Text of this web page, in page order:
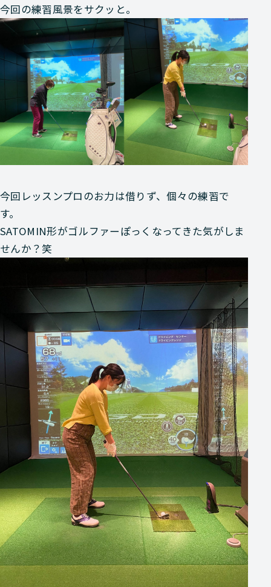
今回の練習風景をサクッと。
今回レッスンプロのお力は借りず、個々の練習で
す。
SATOMIN形がゴルファーぽっくなってきた気がしま
せんか？笑